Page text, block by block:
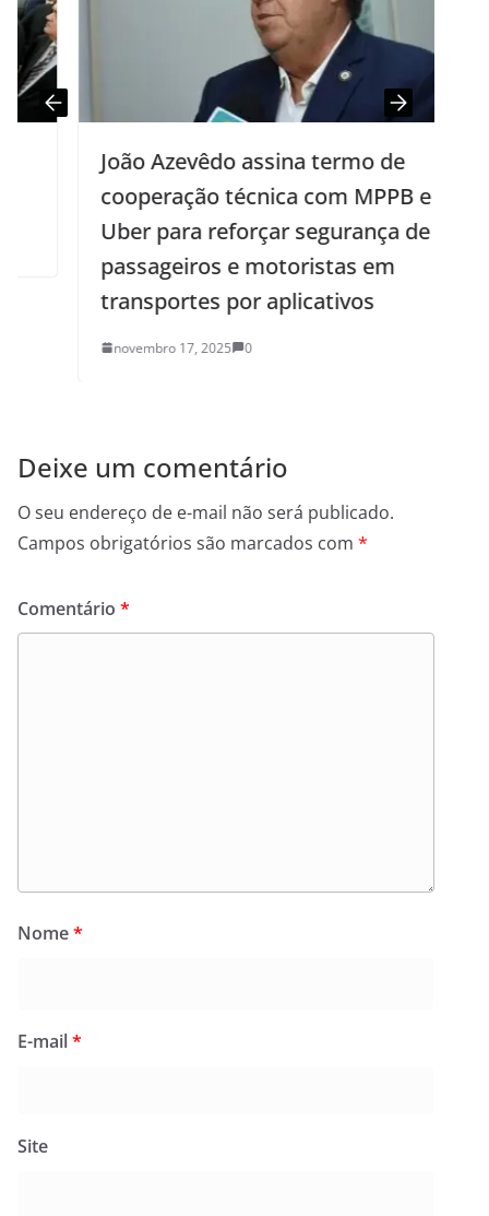
João Azevêdo assina termo de
cooperação técnica com MPPB e
Uber para reforçar segurança de
passageiros e motoristas em
transportes por aplicativos
novembro 17, 2025 0
Deixe um comentário
O seu endereço de e-mail não será publicado.
Campos obrigatórios são marcados com *
Comentário *
Nome*
E-mail*
Site